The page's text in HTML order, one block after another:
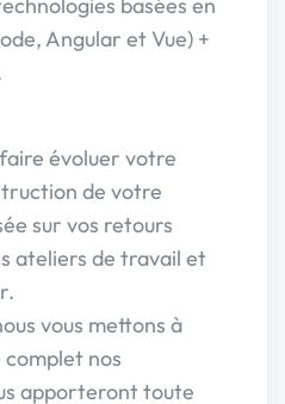
Angular et Vue) +
évoluer votre
de votre
sur vos retours
ateliers de travail et
vous mettons à
nos
apporteront toute